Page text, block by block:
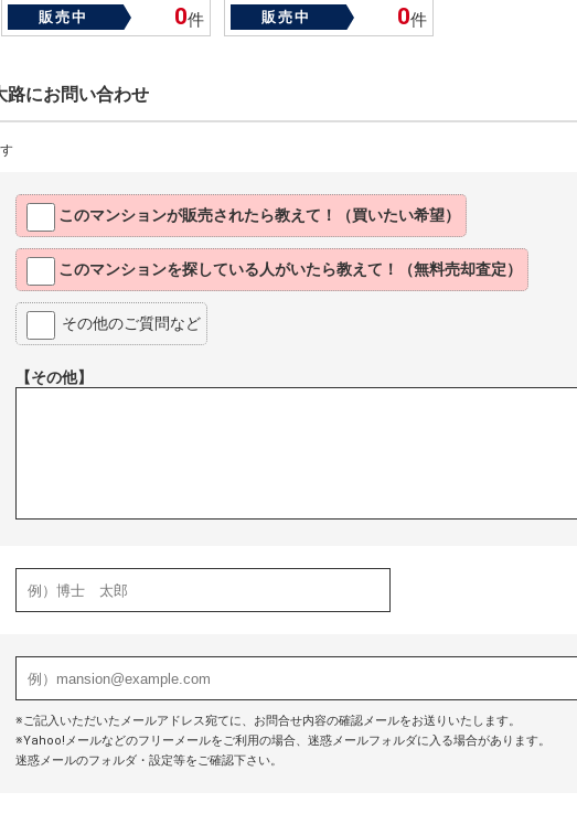
築年数：2001年
販売中 0件 販売中 0件
路にお問い合わせ
このマンションが販売されたら教えて！（買いたい希望）
このマンションを探している人がいたら教えて！（無料売却査定）
その他のご質問など
【その他】
※ご記入いただいたメールアドレス宛てに、お問合せ内容の確認メールをお送りいたします。
※Yahoo!メールなどのフリーメールをご利用の場合、迷惑メールフォルダに入る場合があります。
迷惑メールのフォルダ・設定等をご確認下さい。